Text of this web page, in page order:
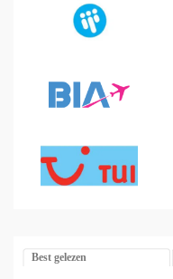
Best gelezen